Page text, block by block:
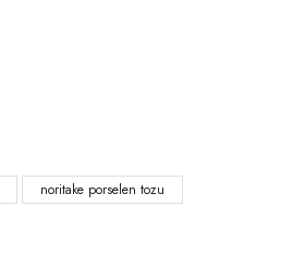
noritake porselen tozu